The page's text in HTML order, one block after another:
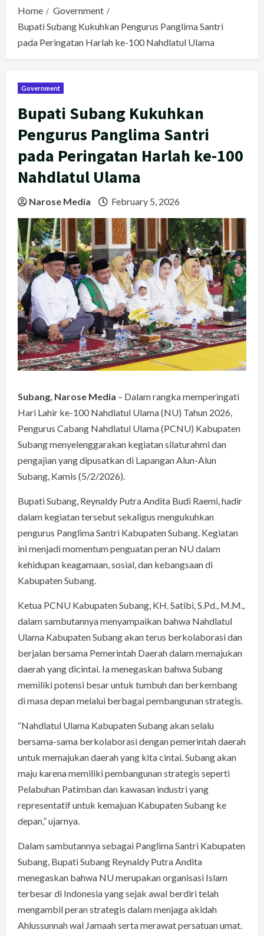
Home
Government
Bupati Subang Kukuhkan Pengurus Panglima Santri
pada Peringatan Harlah ke-100 Nahdlatul Ulama
Government
Bupati Subang Kukuhkan
Pengurus Panglima Santri
pada Peringatan Harlah ke-100
Nahdlatul Ulama
Narose Media February 5, 2026
Subang, Narose Media – Dalam rangka memperingati
Hari Lahir ke-100 Nahdlatul Ulama (NU) Tahun 2026,
Pengurus Cabang Nahdlatul Ulama (PCNU) Kabupaten
Subang menyelenggarakan kegiatan silaturahmi dan
pengajian yang dipusatkan di Lapangan Alun-Alun
Subang, Kamis (5/2/2026).
Bupati Subang, Reynaldy Putra Andita Budi Raemi, hadir
dalam kegiatan tersebut sekaligus mengukuhkan
pengurus Panglima Santri Kabupaten Subang. Kegiatan
ini menjadi momentum penguatan peran NU dalam
kehidupan keagamaan, sosial, dan kebangsaan di
Kabupaten Subang.
Ketua PCNU Kabupaten Subang, KH. Satibi, S.Pd., M.M.,
dalam sambutannya menyampaikan bahwa Nahdlatul
Ulama Kabupaten Subang akan terus berkolaborasi dan
berjalan bersama Pemerintah Daerah dalam memajukan
daerah yang dicintai. Ia menegaskan bahwa Subang
memiliki potensi besar untuk tumbuh dan berkembang
di masa depan melalui berbagai pembangunan strategis.
“Nahdlatul Ulama Kabupaten Subang akan selalu
bersama-sama berkolaborasi dengan pemerintah daerah
untuk memajukan daerah yang kita cintai. Subang akan
maju karena memiliki pembangunan strategis seperti
Pelabuhan Patimban dan kawasan industri yang
representatif untuk kemajuan Kabupaten Subang ke
depan,” ujarnya.
Dalam sambutannya sebagai Panglima Santri Kabupaten
Subang, Bupati Subang Reynaldy Putra Andita
menegaskan bahwa NU merupakan organisasi Islam
terbesar di Indonesia yang sejak awal berdiri telah
mengambil peran strategis dalam menjaga akidah
Ahlussunnah wal Jamaah serta merawat persatuan umat.